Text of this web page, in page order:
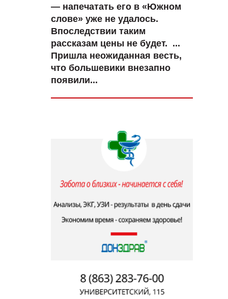
— напечатать его в «Южном
слове» уже не удалось.
Впоследствии таким
рассказам цены не будет. ...
Пришла неожиданная весть,
что большевики внезапно
появили...